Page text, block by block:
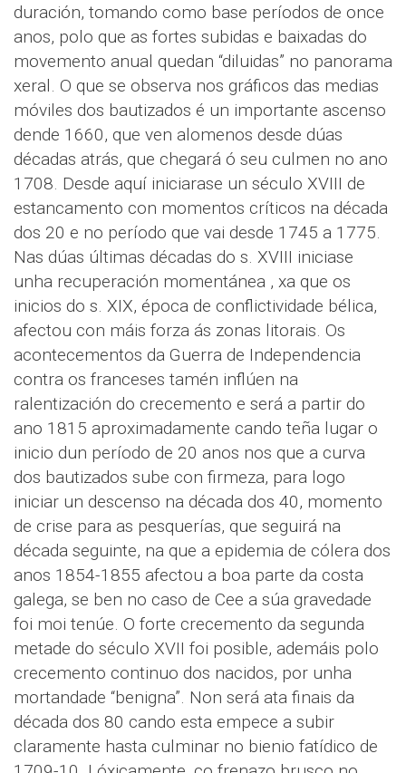
duración, tomando como base períodos de once
anos, polo que as fortes subidas e baixadas do
movemento anual quedan “diluidas” no panorama
xeral. O que se observa nos gráficos das medias
móviles dos bautizados é un importante ascenso
dende 1660, que ven alomenos desde dúas
décadas atrás, que chegará ó seu culmen no ano
1708. Desde aquí iniciarase un século XVIII de
estancamento con momentos críticos na década
dos 20 e no período que vai desde 1745 a 1775.
Nas dúas últimas décadas do s. XVIII iniciase
unha recuperación momentánea , xa que os
inicios do s. XIX, época de conflictividade bélica,
afectou con máis forza ás zonas litorais. Os
acontecementos da Guerra de Independencia
contra os franceses tamén inflúen na
ralentización do crecemento e será a partir do
ano 1815 aproximadamente cando teña lugar o
inicio dun período de 20 anos nos que a curva
dos bautizados sube con firmeza, para logo
iniciar un descenso na década dos 40, momento
de crise para as pesquerías, que seguirá na
década seguinte, na que a epidemia de cólera dos
anos 1854-1855 afectou a boa parte da costa
galega, se ben no caso de Cee a súa gravedade
foi moi tenúe. O forte crecemento da segunda
metade do século XVII foi posible, ademáis polo
crecemento continuo dos nacidos, por unha
mortandade “benigna”. Non será ata finais da
década dos 80 cando esta empece a subir
claramente hasta culminar no bienio fatídico de